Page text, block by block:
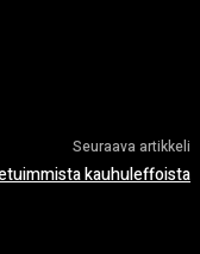
Seuraava artikkeli
kauhuleffoista